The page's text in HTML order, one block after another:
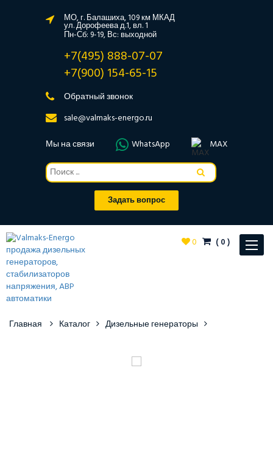
МО, г. Балашиха, 109 км МКАД
ул. Дорофеева д.1, вл. 1
Пн-Сб: 9-19, Вс: выходной
+7(495) 888-07-07
+7(900) 154-65-15
Обратный звонок
sale@valmaks-energo.ru
Мы на связи
WhatsApp MAX
Задать вопрос
Toggle
0 (0)
Главная Каталог Дизельные генераторы